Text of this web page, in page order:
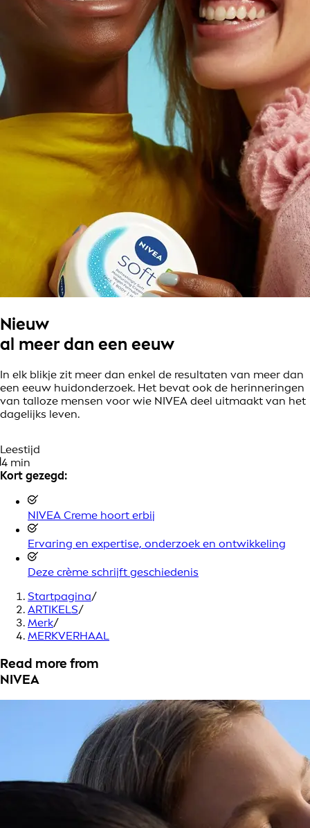
Nieuw
al meer dan een eeuw
In elk blikje zit meer dan enkel de resultaten van meer dan
een eeuw huidonderzoek. Het bevat ook de herinneringen
van talloze mensen voor wie NIVEA deel uitmaakt van het
dagelijks leven.
Leestijd
4 min
Kort gezegd:
NIVEA Creme hoort erbij
Ervaring en expertise, onderzoek en ontwikkeling
Deze crème schrijft geschiedenis
Startpagina/
ARTIKELS/
Merk/
MERKVERHAAL
Read more from
NIVEA